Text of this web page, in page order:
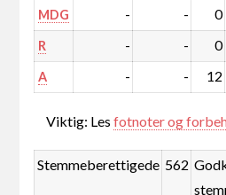
MDG - - 0
R - - 0
A - - 12
Viktig: Lesfotnoter og
Stemmeberettigede 562